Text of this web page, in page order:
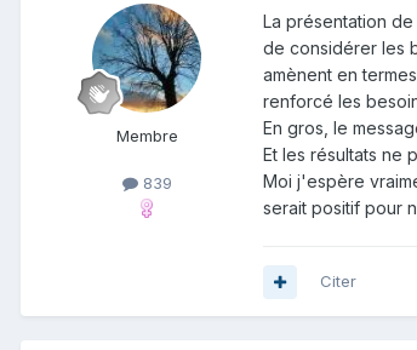
Membre
839
La présentation
de considérer les
amènent en
renforcé les
En gros, le
Et les résultats ne
Moi j'espère
serait positif pour
Citer